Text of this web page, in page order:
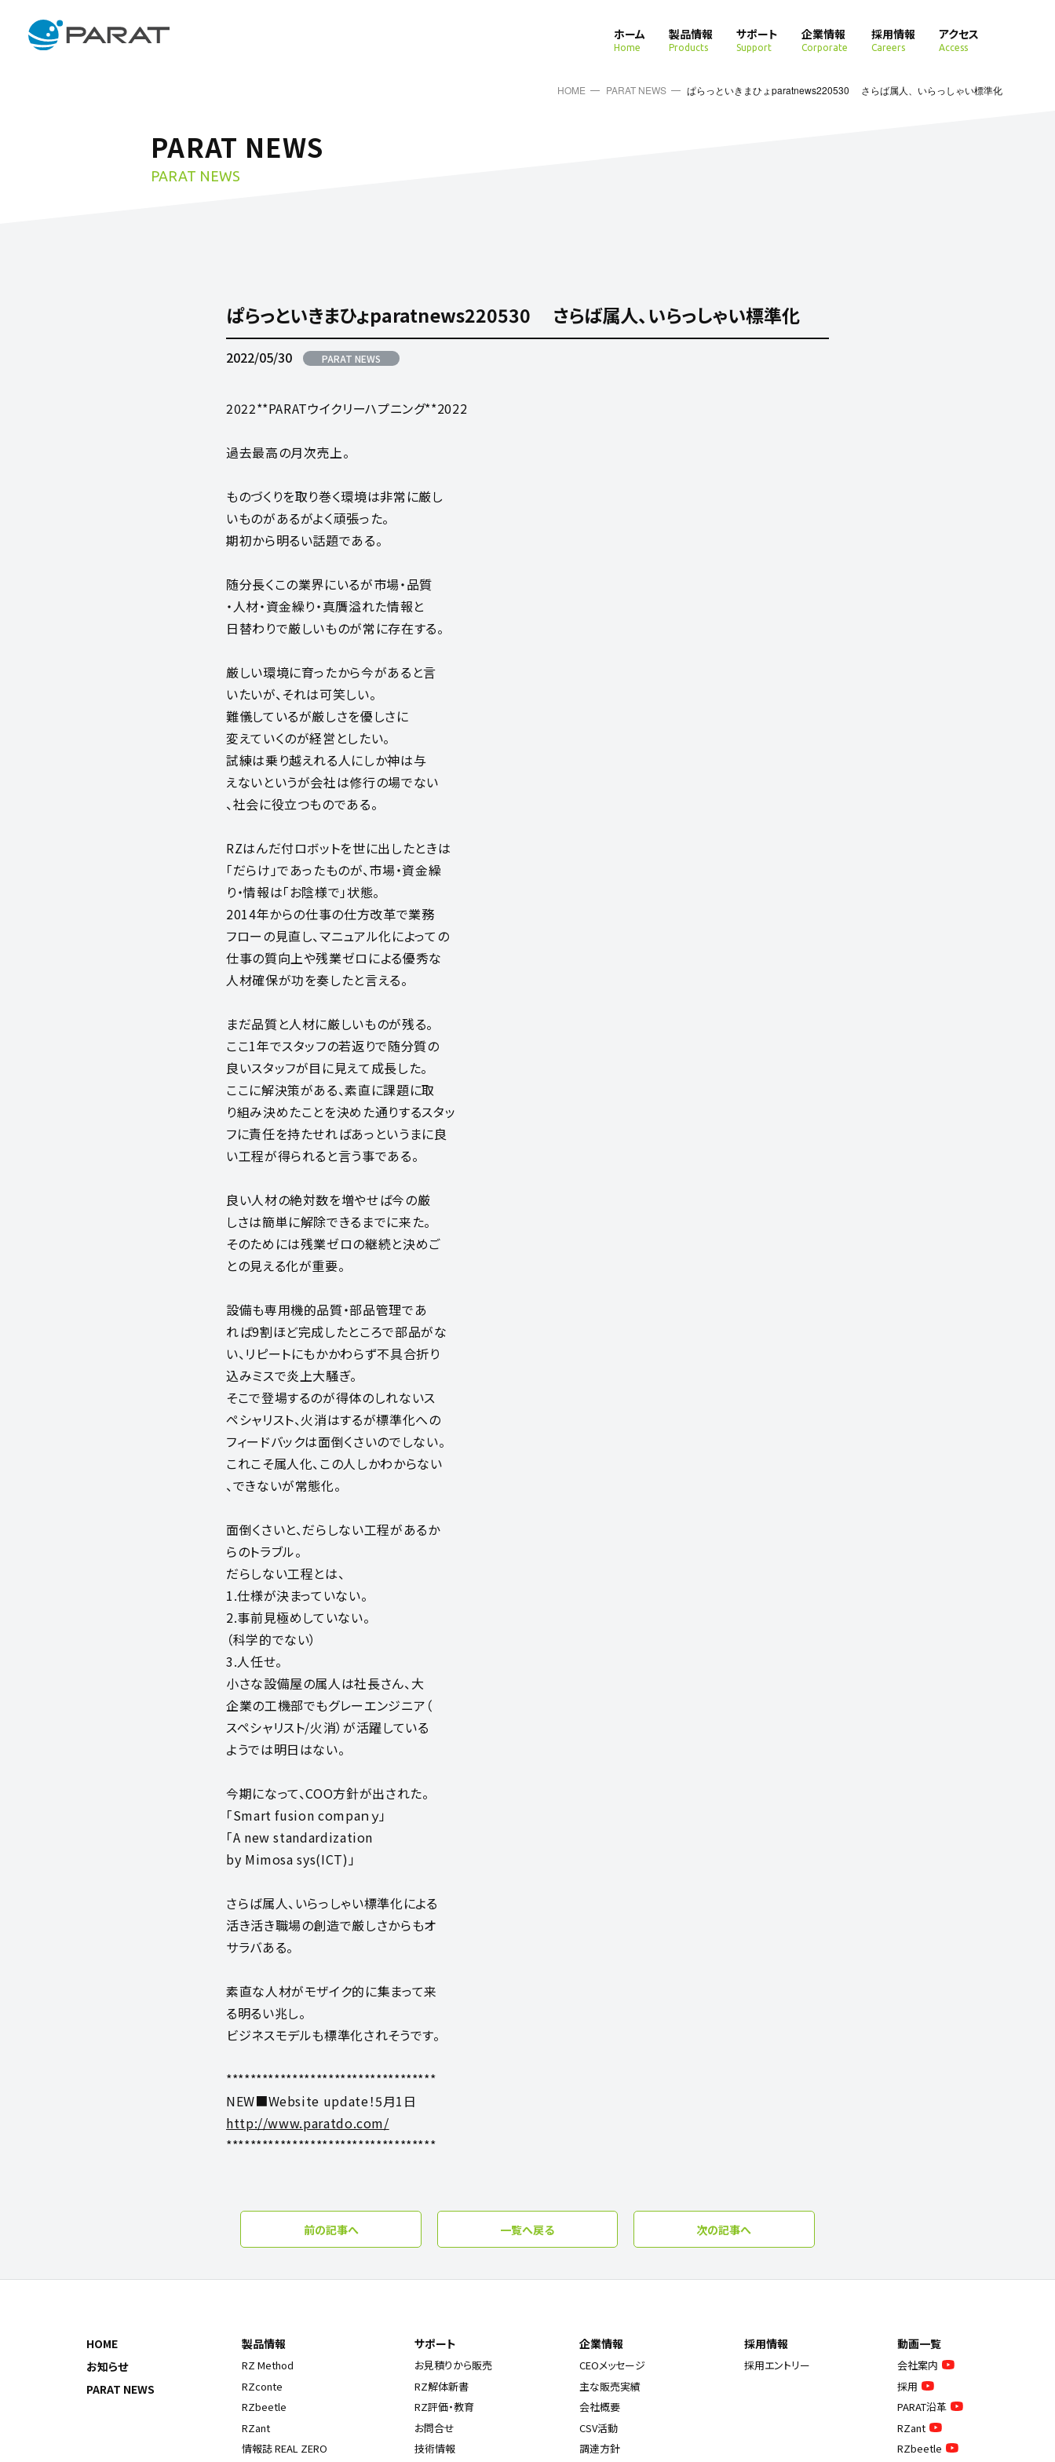
ホーム
Home
製品情報
Products
サポート
Support
企業情報
Corporate
採用情報
Careers
アクセス
Access
PARAT NEWS
PARAT NEWS
HOME PARAT NEWS ぱらっといきまひょparatnews220530 さらば属人、いらっしゃい標準化
ぱらっといきまひょparatnews220530 さらば属人、いらっしゃい標準化
2022/05/30 PARAT NEWS
2022**PARATウイクリーハプニング**2022
過去最高の月次売上。
ものづくりを取り巻く環境は非常に厳し
いものがあるがよく頑張った。
期初から明るい話題である。
随分長くこの業界にいるが市場・品質
・人材・資金繰り・真贋溢れた情報と
日替わりで厳しいものが常に存在する。
厳しい環境に育ったから今があると言
いたいが、それは可笑しい。
難儀しているが厳しさを優しさに
変えていくのが経営としたい。
試練は乗り越えれる人にしか神は与
えないというが会社は修行の場でない
、社会に役立つものである。
RZはんだ付ロボットを世に出したときは
「だらけ」であったものが、市場・資金繰
り・情報は「お陰様で」状態。
2014年からの仕事の仕方改革で業務
フローの見直し、マニュアル化によっての
仕事の質向上や残業ゼロによる優秀な
人材確保が功を奏したと言える。
まだ品質と人材に厳しいものが残る。
ここ1年でスタッフの若返りで随分質の
良いスタッフが目に見えて成長した。
ここに解決策がある、素直に課題に取
り組み決めたことを決めた通りするスタッ
フに責任を持たせればあっというまに良
い工程が得られると言う事である。
良い人材の絶対数を増やせば今の厳
しさは簡単に解除できるまでに来た。
そのためには残業ゼロの継続と決めご
との見える化が重要。
設備も専用機的品質・部品管理であ
れば9割ほど完成したところで部品がな
い、リピートにもかかわらず不具合折り
込みミスで炎上大騒ぎ。
そこで登場するのが得体のしれないス
ペシャリスト、火消はするが標準化への
フィードバックは面倒くさいのでしない。
これこそ属人化、この人しかわからない
、できないが常態化。
面倒くさいと、だらしない工程があるか
らのトラブル。
だらしない工程とは、
1.仕様が決まっていない。
2.事前見極めしていない。
（科学的でない）
3.人任せ。
小さな設備屋の属人は社長さん、大
企業の工機部でもグレーエンジニア（
スペシャリスト/火消）が活躍している
ようでは明日はない。
今期になって、COO方針が出された。
「Smart fusion compaｎｙ」
「A new standardization
by Mimosa sys(ICT)」
さらば属人、いらっしゃい標準化による
活き活き職場の創造で厳しさからもオ
サラバある。
素直な人材がモザイク的に集まって来
る明るい兆し。
ビジネスモデルも標準化されそうです。
***********************************
NEW■Website update！5月1日
http://www.paratdo.com/
***********************************
前の記事へ 一覧へ戻る 次の記事へ
HOME
お知らせ
PARAT NEWS
製品情報
RZ Method
RZconte
RZbeetle
RZant
情報誌 REAL ZERO
サポート
お見積りから販売
RZ解体新書
RZ評価・教育
お問合せ
技術情報
企業情報
CEOメッセージ
主な販売実績
会社概要
CSV活動
調達方針
採用情報
採用エントリー
動画一覧
会社案内
採用
PARAT沿革
RZant
RZbeetle